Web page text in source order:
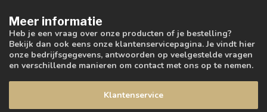
Meer informatie
Heb je een vraag over onze producten of je bestelling?
Bekijk dan ook eens onze klantenservicepagina. Je vindt hier
onze bedrijfsgegevens, antwoorden op veelgestelde vragen
en verschillende manieren om contact met ons op te nemen.
Klantenservice